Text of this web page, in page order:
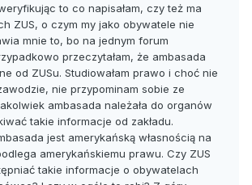
to co napisałam, czy też ma
ZUS, o czym my jako obywatele nie
mnie to, bo na jednym forum
przeczytałam, że ambasada
od ZUSu. Studiowałam prawo i choć nie
nie przypominam sobie ze
ambasada należała do organów
takie informacje od zakładu.
jest amerykańską własnością na
amerykańskiemu prawu. Czy ZUS
takie informacje o obywatelach